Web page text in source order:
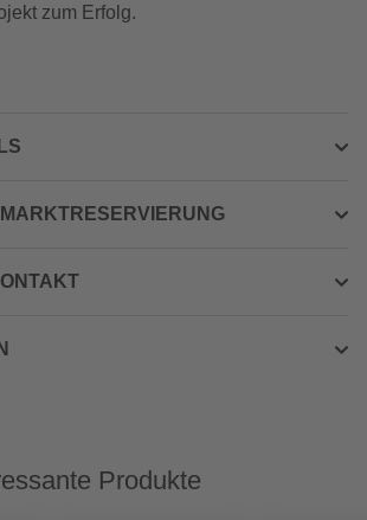
zum Erfolg.
Produkte